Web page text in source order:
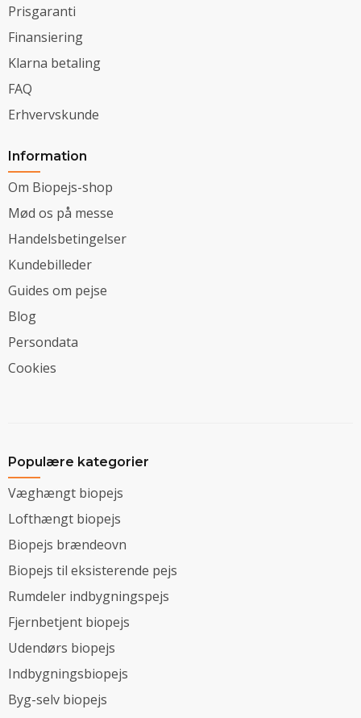
Prisgaranti
Finansiering
Klarna betaling
FAQ
Erhvervskunde
Information
Om Biopejs-shop
Mød os på messe
Handelsbetingelser
Kundebilleder
Guides om pejse
Blog
Persondata
Cookies
Populære kategorier
Væghængt biopejs
Lofthængt biopejs
Biopejs brændeovn
Biopejs til eksisterende pejs
Rumdeler indbygningspejs
Fjernbetjent biopejs
Udendørs biopejs
Indbygningsbiopejs
Byg-selv biopejs